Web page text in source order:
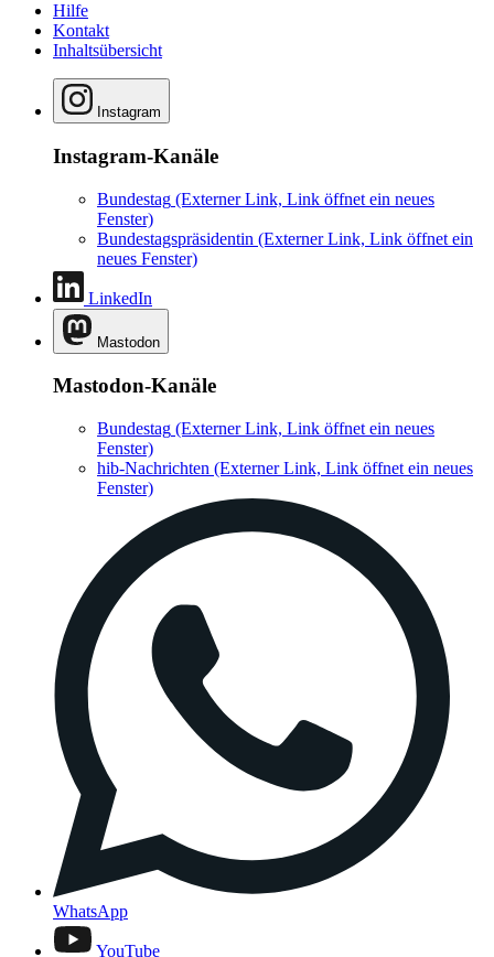
Hilfe
Kontakt
Inhaltsübersicht
Instagram
Instagram-Kanäle
Bundestag (Externer Link, Link öffnet ein neues
Fenster)
Bundestagspräsidentin (Externer Link, Link öffnet ein
neues Fenster)
LinkedIn
Mastodon
Mastodon-Kanäle
Bundestag (Externer Link, Link öffnet ein neues
Fenster)
hib-Nachrichten (Externer Link, Link öffnet ein neues
Fenster)
WhatsApp
YouTube